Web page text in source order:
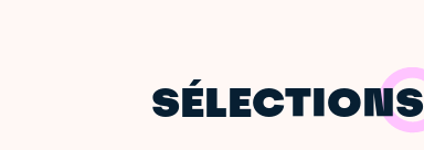
SÉLECTIONS